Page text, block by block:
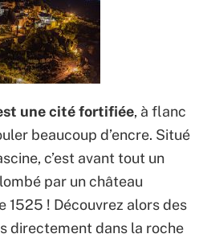
une cité fortifiée, à flanc
beaucoup d’encre. Situé
c’est avant tout un
par un château
1525 ! Découvrez alors des
directement dans la roche